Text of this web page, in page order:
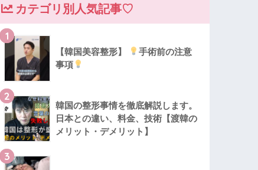
カテゴリ別人気記事♡
1
【韓国美容整形】
手術前の注意
事項
2
韓国の整形事情を徹底解説します。
日本との違い、料金、技術【渡韓の
メリット・デメリット】
3